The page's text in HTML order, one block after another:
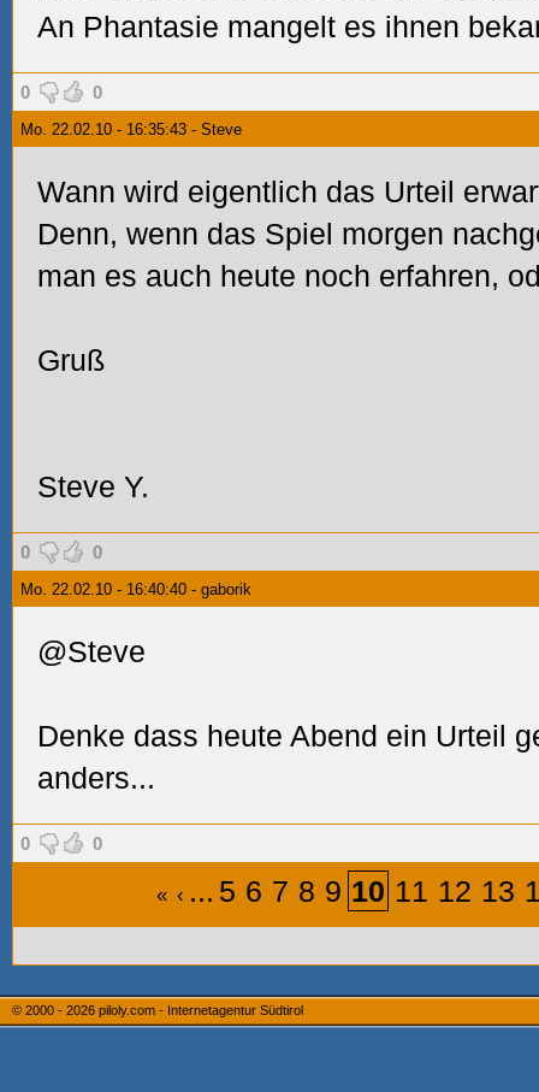
An Phantasie mangelt es ihnen
0 0
Mo. 22.02.10 - 16:35:43 - Steve
Wann wird eigentlich das Urteil
Denn, wenn das Spiel morgen
man es auch heute noch erfahren,
Gruß
Steve Y.
0 0
Mo. 22.02.10 - 16:40:40 - gaborik
@Steve
Denke dass heute Abend ein Urteil
anders...
0 0
« ‹ ... 5 6 7 8 9 10 11 12 13
© 2000 - 2026 piloly.com - Internetagentur Südtirol